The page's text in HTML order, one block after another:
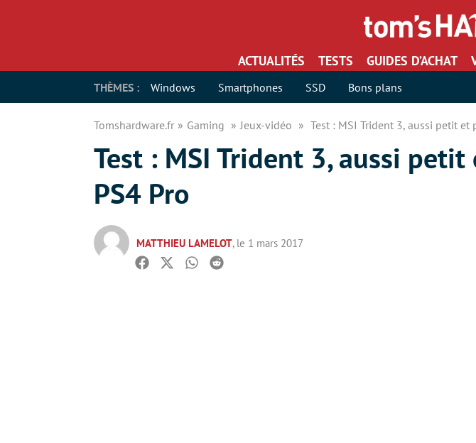
ACTUALITÉS TESTS GUIDES D’ACHAT
THÈMES : Windows Smartphones SSD Bons plans
Tomshardware.fr Gaming Jeux-vidéo Test : MSI Trident 3, aussi petit et
Test : MSI Trident 3, aussi
PS4 Pro
MATTHIEU LAMELOT, le 1 mars 2017
Facebook
TwitterWhatsapp
Reddit